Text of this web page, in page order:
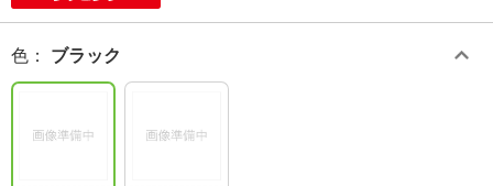
色 ： ブラック